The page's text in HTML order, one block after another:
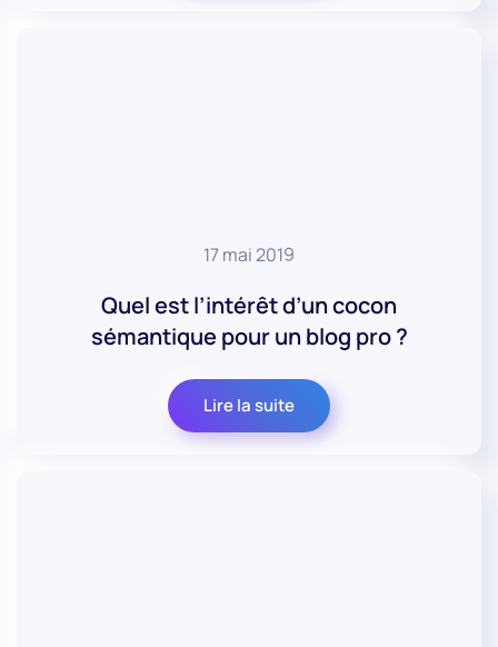
17 mai 2019
Quel est l’intérêt d’un cocon
sémantique pour un blog pro ?
Lire la suite